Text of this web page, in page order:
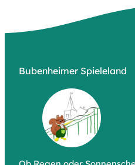
Bubenheimer Spieleland